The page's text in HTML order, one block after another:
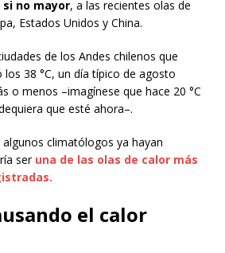
no mayor, a las recientes olas de
Estados Unidos y China.
de los Andes chilenos que
38 °C, un día típico de agosto
o menos –imagínese que hace 20 °C
que esté ahora–.
climatólogos ya hayan
ser una de las olas de calor más
el calor